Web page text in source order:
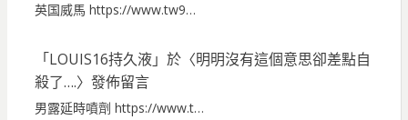
英国威馬 https://www.tw9…
「LOUIS16持久液」於〈明明沒有這個意思卻差點自
殺了….〉發佈留言
男露延時噴劑 https://www.t…